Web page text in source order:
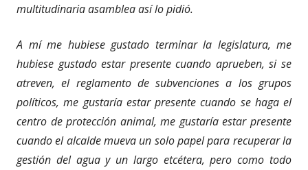
multitudinaria asamblea así lo pidió.
A mí me hubiese gustado terminar la legislatura, me
hubiese gustado estar presente cuando aprueben, si se
atreven, el reglamento de subvenciones a los grupos
políticos, me gustaría estar presente cuando se haga el
centro de protección animal, me gustaría estar presente
cuando el alcalde mueva un solo papel para recuperar la
gestión del agua y un largo etcétera, pero como todo